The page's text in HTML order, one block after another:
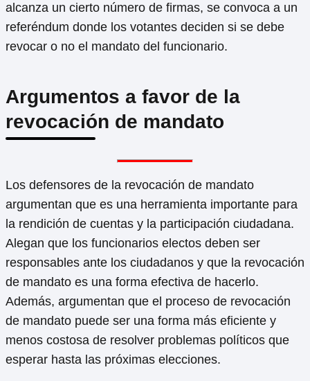
alcanza un cierto número de firmas, se convoca a un
referéndum donde los votantes deciden si se debe
revocar o no el mandato del funcionario.
Argumentos a favor de la
revocación de mandato
Los defensores de la revocación de mandato
argumentan que es una herramienta importante para
la rendición de cuentas y la participación ciudadana.
Alegan que los funcionarios electos deben ser
responsables ante los ciudadanos y que la revocación
de mandato es una forma efectiva de hacerlo.
Además, argumentan que el proceso de revocación
de mandato puede ser una forma más eficiente y
menos costosa de resolver problemas políticos que
esperar hasta las próximas elecciones.